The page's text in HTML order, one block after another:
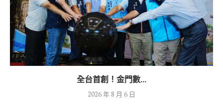
全台首創！金門數...
2026 年 8 月 6 日